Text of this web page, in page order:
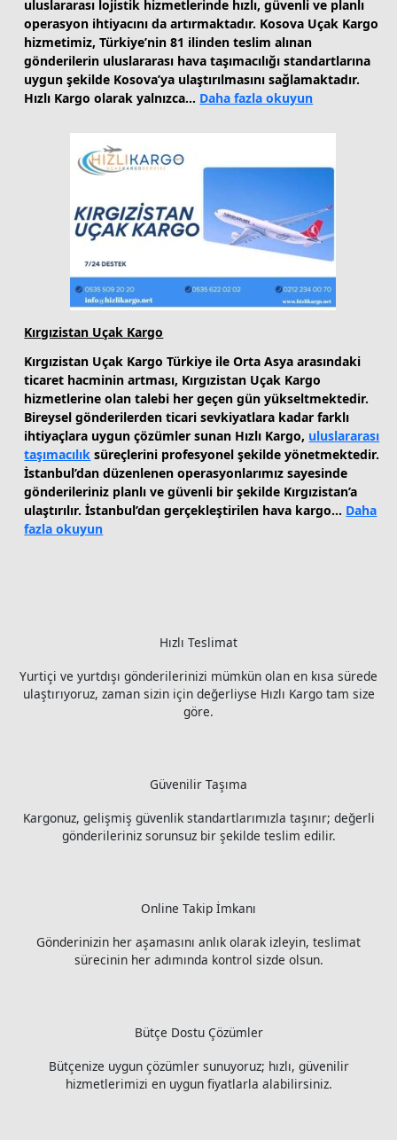
uluslararası lojistik hizmetlerinde hızlı, güvenli ve planlı
operasyon ihtiyacını da artırmaktadır. Kosova Uçak Kargo
hizmetimiz, Türkiye’nin 81 ilinden teslim alınan
gönderilerin uluslararası hava taşımacılığı standartlarına
uygun şekilde Kosova’ya ulaştırılmasını sağlamaktadır.
Hızlı Kargo olarak yalnızca… Daha fazla okuyun:
Uçak
Kırgızistan Uçak Kargo
Kırgızistan Uçak Kargo Türkiye ile Orta Asya arasındaki
ticaret hacminin artması, Kırgızistan Uçak Kargo
hizmetlerine olan talebi her geçen gün yükseltmektedir.
Bireysel gönderilerden ticari sevkiyatlara kadar farklı
ihtiyaçlara uygun çözümler sunan Hızlı Kargo, uluslararası
taşımacılık süreçlerini profesyonel şekilde yönetmektedir.
İstanbul’dan düzenlenen operasyonlarımız sayesinde
gönderileriniz planlı ve güvenli bir şekilde Kırgızistan’a
ulaştırılır. İstanbul’dan gerçekleştirilen hava kargo… Daha
fazla okuyun:
Hızlı Teslimat
Yurtiçi ve yurtdışı gönderilerinizi mümkün olan en kısa sürede
ulaştırıyoruz, zaman sizin için değerliyse Hızlı Kargo tam size
göre.
Güvenilir Taşıma
Kargonuz, gelişmiş güvenlik standartlarımızla taşınır; değerli
gönderileriniz sorunsuz bir şekilde teslim edilir.
Online Takip İmkanı
Gönderinizin her aşamasını anlık olarak izleyin, teslimat
sürecinin her adımında kontrol sizde olsun.
Bütçe Dostu Çözümler
Bütçenize uygun çözümler sunuyoruz; hızlı, güvenilir
hizmetlerimizi en uygun fiyatlarla alabilirsiniz.